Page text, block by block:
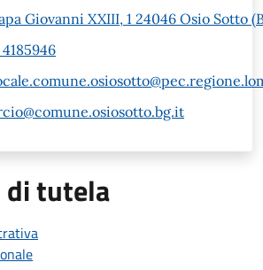
Giovanni XXIII, 1 24046 Osio Sotto
tutela